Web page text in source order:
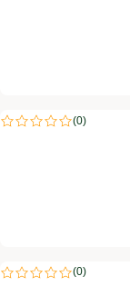
クツワ PUMA 色鉛筆
(0)
評価は0件のレビュー
PUMA(プーマ) ボッ
(0)
評価は0件のレビュー